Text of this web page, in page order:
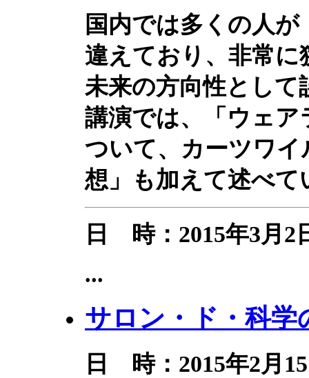
国内では多くの人
違えており、非常
未来の方向性とし
講演では、「ウェ
ついて、カーツワ
想」も加えて述べて
日 時：2015年3月
...
サロン・ド・科学
日 時：2015年2月